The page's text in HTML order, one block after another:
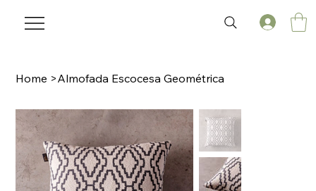
Home >Almofada Escocesa Geométrica